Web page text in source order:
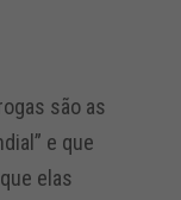
são as
e que
elas